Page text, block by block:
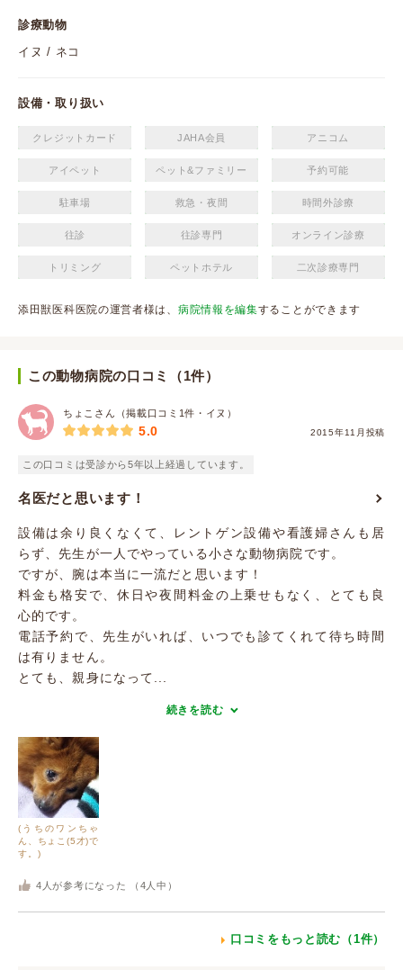
診療動物
イヌ / ネコ
設備・取り扱い
クレジットカード JAHA会員 アニコム
アイペット ペット&ファミリー 予約可能
駐車場 救急・夜間 時間外診療
往診 往診専門 オンライン診療
トリミング ペットホテル 二次診療専門
添田獣医科医院の運営者様は、 病院情報を編集することができます
この動物病院の口コミ（1件）
ちょこさん（掲載口コミ1件・イヌ）
2015年11月投稿
5.0
この口コミは受診から5年以上経過しています。
名医だと思います！
設備は余り良くなくて、レントゲン設備や看護婦さんも居
らず、先生が一人でやっている小さな動物病院です。
ですが、腕は本当に一流だと思います！
料金も格安で、休日や夜間料金の上乗せもなく、とても良
心的です。
電話予約で、先生がいれば、いつでも診てくれて待ち時間
は有りません。
とても、親身になって...
続きを読む
(うちのワンちゃ
ん、ちょこ(5才)で
す。)
4 人が参考になった （ 4 人中）
口コミをもっと読む（1件）